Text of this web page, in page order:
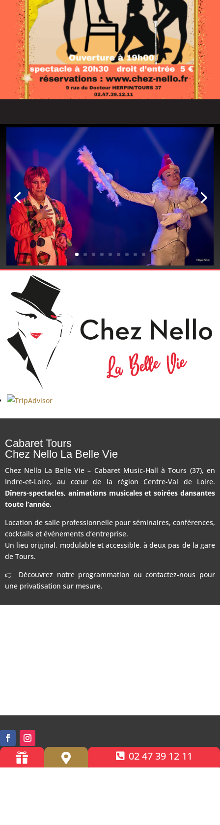
Cabaret Tours
Chez Nello La Belle Vie
Chez Nello La Belle Vie – Cabaret Music-Hall à Tours (37), en
Indre-et-Loire, au cœur de la région Centre-Val de Loire.
Dîners-spectacles, animations musicales et soirées dansantes
toute l’année.
Location de salle professionnelle pour séminaires, conférences,
cocktails et événements d’entreprise.
Un lieu original, modulable et accessible, à deux pas de la gare
de Tours.
👉 Découvrez notre programmation ou contactez-nous pour
une privatisation sur mesure.
  02 47 39 12 11